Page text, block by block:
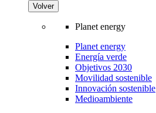
Volver
Planet energy
Planet energy
Energía verde
Objetivos 2030
Movilidad sostenible
Innovación sostenible
Medioambiente